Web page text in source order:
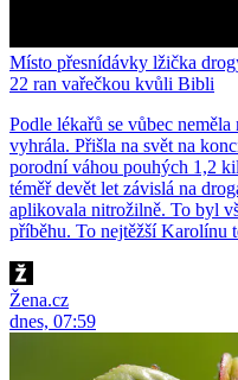
Místo přesnídávky lžička
22 ran vařečkou kvůli Bibli
Podle lékařů se vůbec
vyhrála. Přišla na svět na
porodní váhou pouhých 1,2
téměř devět let závislá na
aplikovala nitrožilně. To byl
příběhu. To nejtěžší Karolínu
Žena.cz
dnes, 07:59